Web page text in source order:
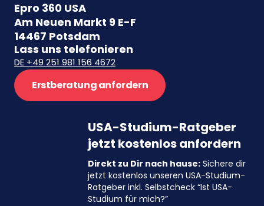
Epro 360 USA
Am Neuen Markt 9 E-F
14467 Potsdam
Lass uns telefonieren
DE +49 251 981 156 4672
Erstberatung anfordern
USA-Studium-Ratgeber
jetzt kostenlos anfordern
Direkt zu Dir nach hause: Sichere dir
jetzt kostenlos unseren USA-Studium-
Ratgeber inkl. Selbstcheck “Ist USA-
Studium für mich?”